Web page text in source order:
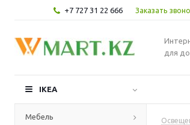
+7 727 31 22 666 Заказать
для
IKEA
Мебель